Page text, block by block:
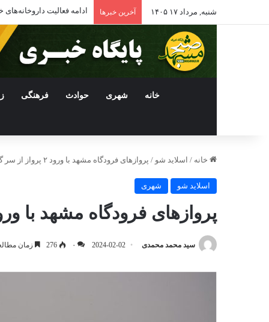
شنبه, مرداد ۱۷ ۱۴۰۵ آخرین خبرها ادامه فعالیت
خانه شهری حوادث فرهنگی
خانه / اسلاید شو / پروازهای فرودگاه مشهد با ورود ۲ پرواز از سر گرفته شد
اسلاید شو شهری
پروازهای فرودگاه مشهد با ورود ۲ پرواز از سر
سید محمد محمدی 2024-02-02 ۰ 276 زمان